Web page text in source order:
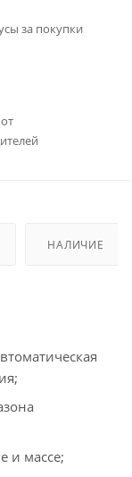
за покупки
НАЛИЧИЕ
и массе;